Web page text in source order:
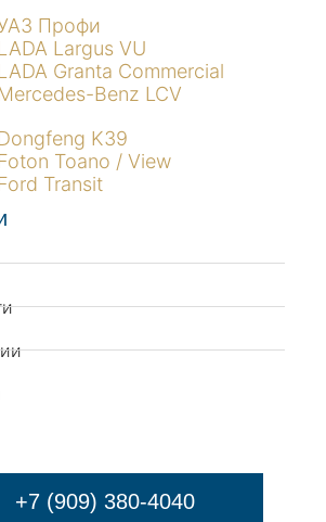
Профи
Largus VU
Granta Commercial
Benz LCV
K39
Toano / View
Transit
+7 (909) 380-4040